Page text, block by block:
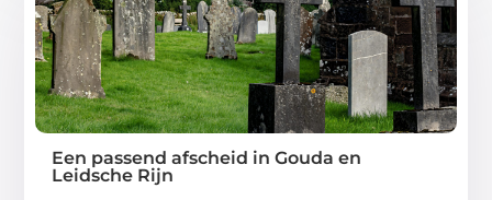
Een passend afscheid in Gouda en
Leidsche Rijn